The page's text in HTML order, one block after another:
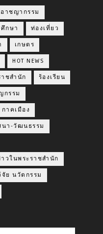
อาชญากรรม
กษา ท่องเที่ยว
เกษตร
HOT NEWS
ชสำนัก ร้องเรียน
กรรม
กาคเมือง
นา-วัฒนธรรม
วในพระราชสำนัก
จัย นวัตกรรม